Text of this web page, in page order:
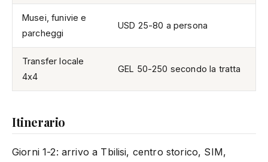
Musei, funivie e
parcheggi
USD 25-80 a persona
Transfer locale
4x4
GEL 50-250 secondo la tratta
Itinerario
Giorni 1-2: arrivo a Tbilisi, centro storico, SIM,